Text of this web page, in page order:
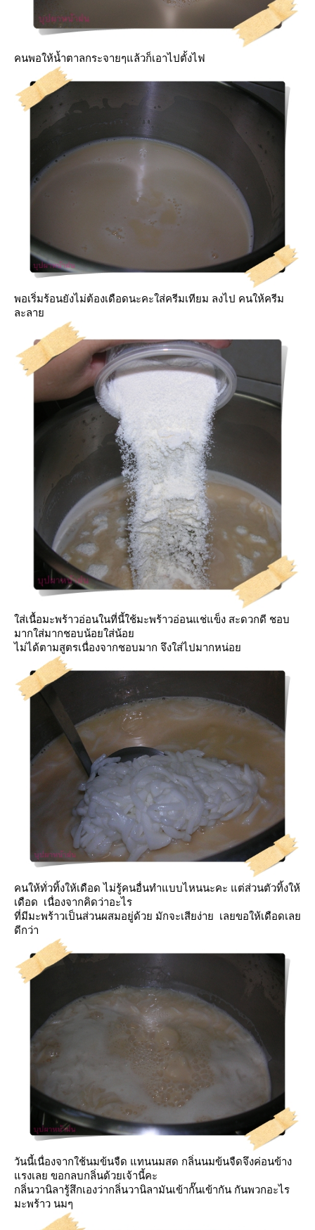
คนพอให้น้ำตาลกระจายๆแล้วก็เอาไปตั้งไฟ
พอเริ่มร้อนยังไม่ต้องเดือดนะคะใส่ครีมเทียม ลงไป คนให้ครีม
ละลา
ส่เนื้อมะพร้าวอ่อนในที่นี้ใช้มะพร้าวอ่อนแช่แข็ง สะดวกดี ชอบ
มากใส่มากชอบน้อยใส่น้อ
ไม่ได้ตามสูตรเนื่องจากชอบมาก จึงใส่ไปมากหน่อ
คนให้ทั่วทิ้งให้เดือด ไม่รู้คนอื่นทำแบบไหนนะคะ แต่ส่วนตัวทิ้งให้
เดือด เนื่องจากคิดว่าอะไร
ที่มีมะพร้าวเป็นส่วนผสมอยู่ด้วย มักจะเสียง่าย เลยขอให้เดือดเล
ดีกว่า
วันนี้เนื่องจากใช้นมข้นจืด แทนนมสด กลิ่นนมข้นจืดจึงค่อนข้าง
รงเลย ขอกลบกลิ่นด้วยเจ้านี้คะ
กลิ่นวานิลารู้สึกเองว่ากลิ่นวานิลามันเข้ากั๊นเข้ากัน กันพวกอะไร
มะพร้าว นมๆ